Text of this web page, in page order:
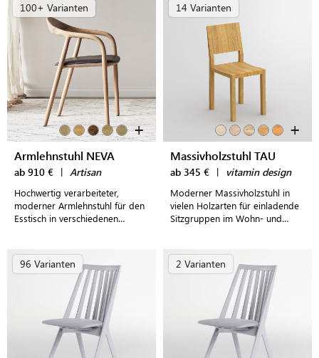
100+ Varianten
+
Armlehnstuhl NEVA
ab 910 € | Artisan
Hochwertig verarbeiteter,
moderner Armlehnstuhl für den
Esstisch in verschiedenen
14 Varianten
+
Massivholzstuhl TAU
ab 345 € | vitamin design
Moderner Massivholzstuhl in
vielen Holzarten für einladende
Sitzgruppen im Wohn- und
96 Varianten 2 Varianten